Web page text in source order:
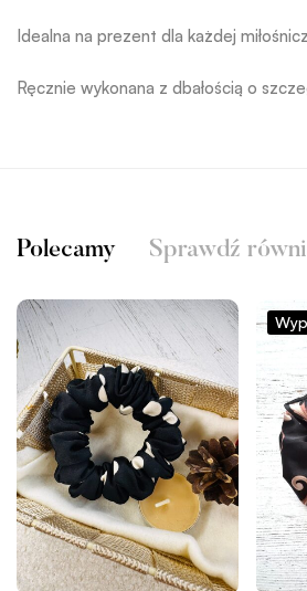
Idealna na prezent dla każdej
Ręcznie wykonana z dbałością o
Polecamy Sprawdź